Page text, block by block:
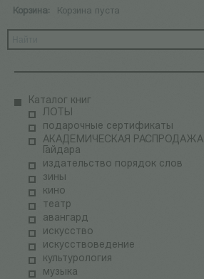
Корзина: Корзина пуста
Каталог книг
ЛОТЫ
подарочные сертификаты
АКАДЕМИЧЕСКАЯ РАСПРОДАЖА ВШЭ / Институт
Гайдара
издательство порядок слов
зины
кино
театр
авангард
искусство
искусствоведение
культурология
музыка